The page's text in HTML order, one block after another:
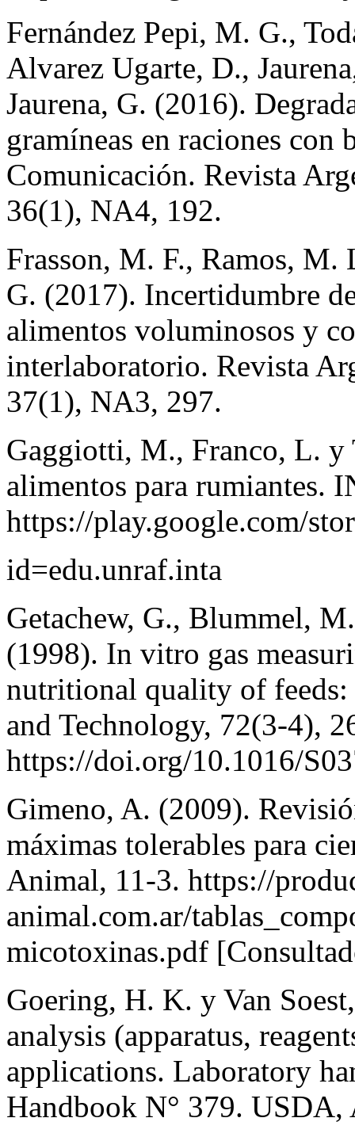
Fernández Pepi, M. G.,
Alvarez Ugarte, D.,
Jaurena, G. (2016).
gramíneas en raciones con
Comunicación. Revista
36(1), NA4, 192.
Frasson, M. F., Ramos,
G. (2017). Incertidumbre
alimentos voluminosos y
interlaboratorio. Revista
37(1), NA3, 297.
Gaggiotti, M., Franco, L. y
alimentos para rumiantes.
https://play.google.com/
id=edu.unraf.inta
Getachew, G., Blummel,
(1998). In vitro gas
nutritional quality of feeds:
and Technology, 72(3-4),
https://doi.org/10.1016/
Gimeno, A. (2009).
máximas tolerables para
Animal, 11-3. https://
animal.com.ar/
micotoxinas.pdf
Goering, H. K. y Van
analysis (apparatus,
applications. Laboratory
Handbook N° 379. USDA,